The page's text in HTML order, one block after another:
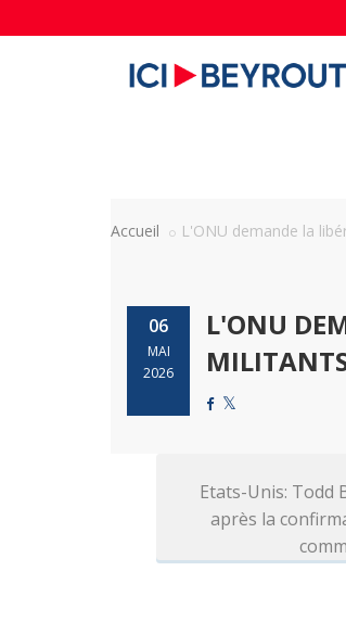
Accueil L'ONU demande la
06
MAI
2026
L'ONU
Etats-Unis: Todd
après la